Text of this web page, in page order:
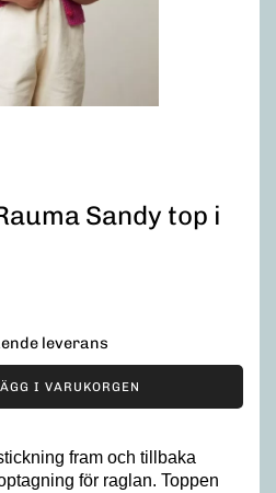
Sandy top i
leverans
I VARUKORGEN
fram och tillbaka
för raglan. Toppen